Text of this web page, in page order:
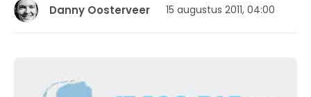
Danny Oosterveer 15 augustus 2011, 04:00